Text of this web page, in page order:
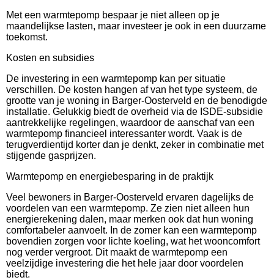
Met een warmtepomp bespaar je niet alleen op je
maandelijkse lasten, maar investeer je ook in een duurzame
toekomst.
Kosten en subsidies
De investering in een warmtepomp kan per situatie
verschillen. De kosten hangen af van het type systeem, de
grootte van je woning in Barger-Oosterveld en de benodigde
installatie. Gelukkig biedt de overheid via de ISDE-subsidie
aantrekkelijke regelingen, waardoor de aanschaf van een
warmtepomp financieel interessanter wordt. Vaak is de
terugverdientijd korter dan je denkt, zeker in combinatie met
stijgende gasprijzen.
Warmtepomp en energiebesparing in de praktijk
Veel bewoners in Barger-Oosterveld ervaren dagelijks de
voordelen van een warmtepomp. Ze zien niet alleen hun
energierekening dalen, maar merken ook dat hun woning
comfortabeler aanvoelt. In de zomer kan een warmtepomp
bovendien zorgen voor lichte koeling, wat het wooncomfort
nog verder vergroot. Dit maakt de warmtepomp een
veelzijdige investering die het hele jaar door voordelen
biedt.